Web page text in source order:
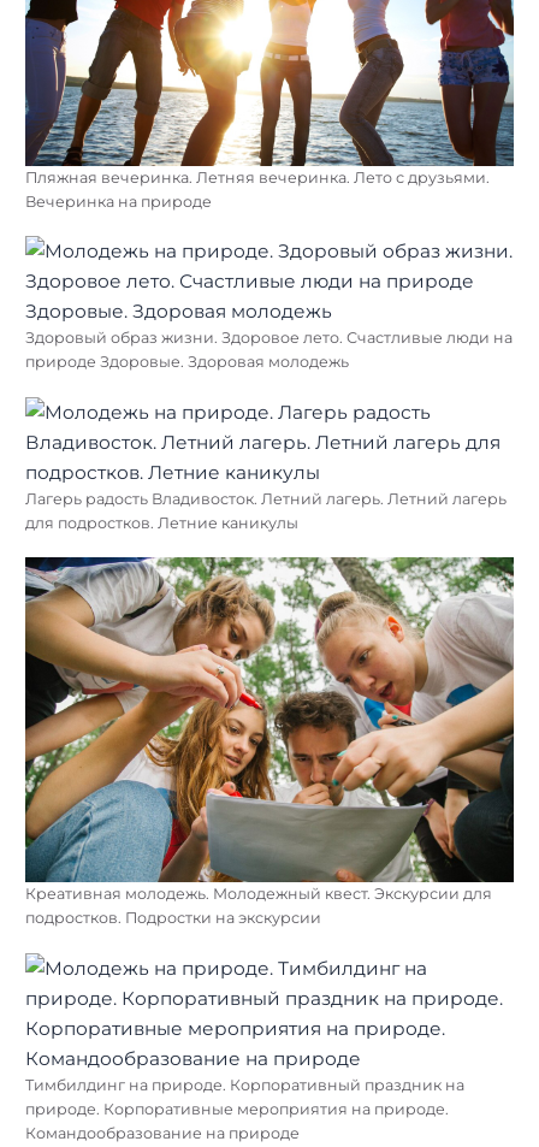
Пляжная вечеринка. Летняя вечеринка. Лето с друзьями.
Вечеринка на природе
Здоровый образ жизни. Здоровое лето. Счастливые люди на
природе Здоровые. Здоровая молодежь
Лагерь радость Владивосток. Летний лагерь. Летний лагерь
для подростков. Летние каникулы
Креативная молодежь. Молодежный квест. Экскурсии для
подростков. Подростки на экскурсии
Тимбилдинг на природе. Корпоративный праздник на
природе. Корпоративные мероприятия на природе.
Командообразование на природе